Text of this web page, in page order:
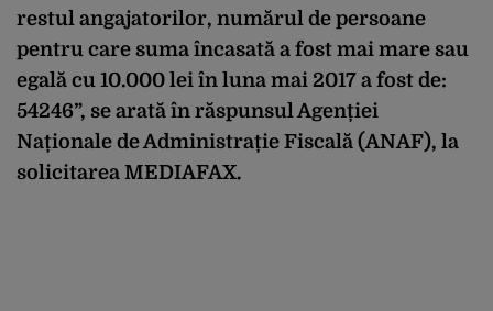
restul angajatorilor, numărul de persoane
pentru care suma încasată a fost mai mare sau
egală cu 10.000 lei în luna mai 2017 a fost de:
54246”, se arată în răspunsul Agenției
Naționale de Administrație Fiscală (ANAF), la
solicitarea MEDIAFAX.